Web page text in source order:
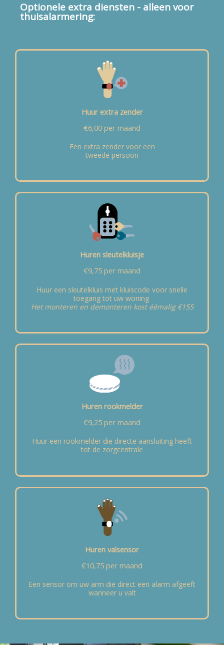
Optionele extra diensten - alleen voor
thuisalarmering:
Huur extra zender
€6,00 per maand
Een extra zender voor een
tweede persoon
Huren sleutelkluisje
€9,75 per maand
Huur een sleutelkluis met kluiscode voor snelle
toegang tot uw woning
Het monteren en demonteren kost éémalig €155
Huren rookmelder
€9,25 per maand
Huur een rookmelder die directe aansluiting heeft
tot de zorgcentrale
Huren valsensor
€10,75 per maand
Een sensor om uw arm die direct een alarm afgeeft
wanneer u valt